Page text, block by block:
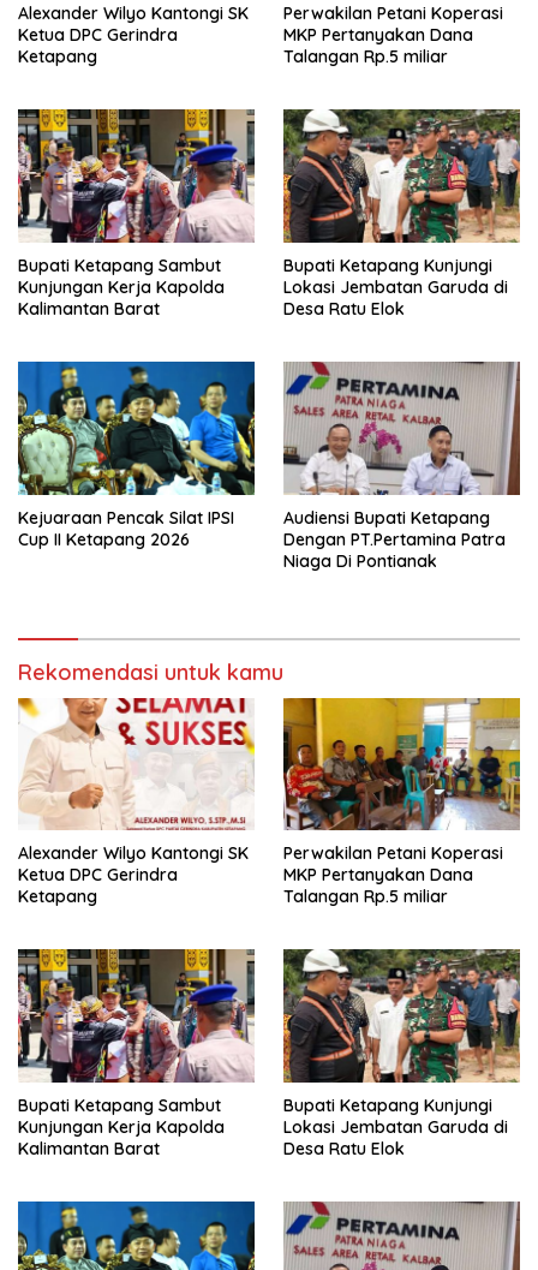
Alexander Wilyo Kantongi SK
Ketua DPC Gerindra
Ketapang
Perwakilan Petani Koperasi
MKP Pertanyakan Dana
Talangan Rp.5 miliar
Bupati Ketapang Sambut
Kunjungan Kerja Kapolda
Kalimantan Barat
Bupati Ketapang Kunjungi
Lokasi Jembatan Garuda di
Desa Ratu Elok
Kejuaraan Pencak Silat IPSI
Cup II Ketapang 2026
Audiensi Bupati Ketapang
Dengan PT.Pertamina Patra
Niaga Di Pontianak
Rekomendasi untuk kamu
Alexander Wilyo Kantongi SK
Ketua DPC Gerindra
Ketapang
Perwakilan Petani Koperasi
MKP Pertanyakan Dana
Talangan Rp.5 miliar
Bupati Ketapang Sambut
Kunjungan Kerja Kapolda
Kalimantan Barat
Bupati Ketapang Kunjungi
Lokasi Jembatan Garuda di
Desa Ratu Elok